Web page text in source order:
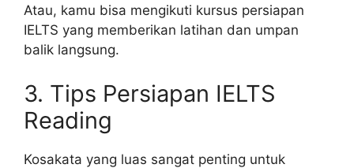
Atau, kamu bisa mengikuti kursus persiapan
IELTS yang memberikan latihan dan umpan
balik langsung.
3. Tips Persiapan IELTS
Reading
Kosakata yang luas sangat penting untuk